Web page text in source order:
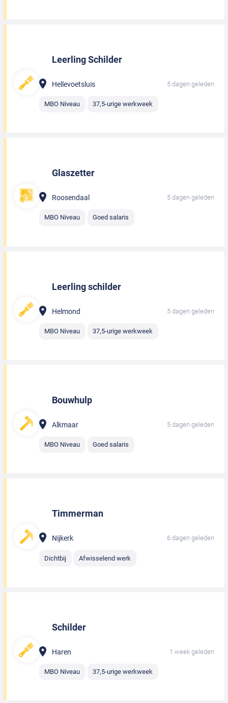
Leerling Schilder
Hellevoetsluis 5 dagen geleden
MBO Niveau 37,5-urige werkweek
Glaszetter
Roosendaal 5 dagen geleden
MBO Niveau Goed salaris
Leerling schilder
Helmond 5 dagen geleden
MBO Niveau 37,5-urige werkweek
Bouwhulp
Alkmaar 5 dagen geleden
MBO Niveau Goed salaris
Timmerman
Nijkerk 6 dagen geleden
Dichtbij Afwisselend werk
Schilder
Haren 1 week geleden
MBO Niveau 37,5-urige werkweek